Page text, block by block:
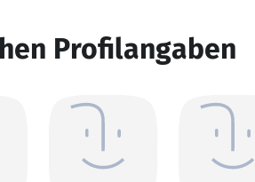
Profilangaben